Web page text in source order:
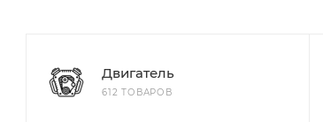
Двигатель
612 ТОВАРОВ